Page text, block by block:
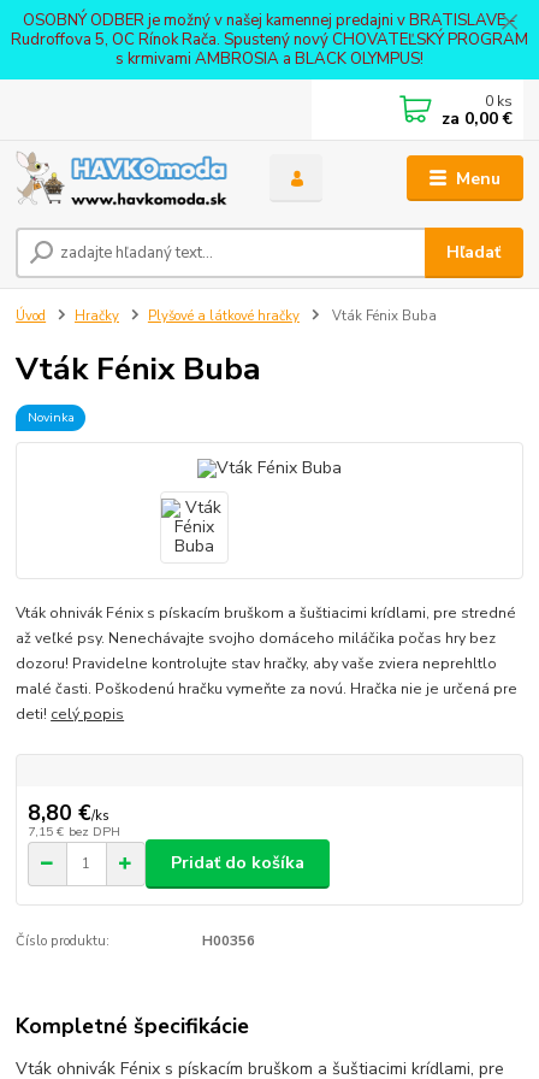
OSOBNÝ ODBER je možný v našej kamennej predajni v BRATISLAVE -
Rudroffova 5, OC Rínok Rača. Spustený nový CHOVATEĽSKÝ PROGRAM
s krmivami AMBROSIA a BLACK OLYMPUS!
Menu
Hľadať
0 ks
za 0,00 €
Úvod Hračky Plyšové a látkové hračky Vták Fénix Buba
Vták Fénix Buba
Novinka
Vták ohnivák Fénix s pískacím bruškom a šuštiacimi krídlami, pre stredné
až veľké psy. Nenechávajte svojho domáceho miláčika počas hry bez
dozoru! Pravidelne kontrolujte stav hračky, aby vaše zviera neprehltlo
malé časti. Poškodenú hračku vymeňte za novú. Hračka nie je určená pre
deti! celý popis
8,80 €/ks
7,15 € bez DPH
Pridať do košíka
Číslo produktu: H00356
Kompletné špecifikácie
Vták ohnivák Fénix s pískacím bruškom a šuštiacimi krídlami, pre